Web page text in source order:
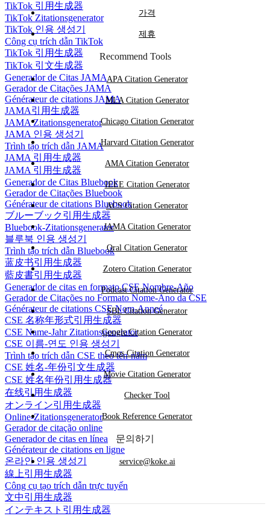
TikTok 引用生成器
TikTok Zitationsgenerator
TikTok 인용 생성기
Công cụ trích dẫn TikTok
TikTok 引用生成器
TikTok 引文生成器
Generador de Citas JAMA
Gerador de Citações JAMA
Générateur de citations JAMA
JAMA引用生成器
JAMA Zitationsgenerator
JAMA 인용 생성기
Trình tạo trích dẫn JAMA
JAMA 引用生成器
JAMA 引用生成器
Generador de Citas Bluebook
Gerador de Citações Bluebook
Générateur de citations Bluebook
ブルーブック引用生成器
Bluebook-Zitationsgenerator
블루북 인용 생성기
Trình tạo trích dẫn Bluebook
蓝皮书引用生成器
藍皮書引用生成器
Generador de citas en formato CSE Nombre-Año
Gerador de Citações no Formato Nome-Ano da CSE
Générateur de citations CSE Nom-Anneé
CSE 名称年形式引用生成器
CSE Name-Jahr Zitationsgenerator
CSE 이름-연도 인용 생성기
Trình tạo trích dẫn CSE theo tên-năm
CSE 姓名-年份引文生成器
CSE 姓名年份引用生成器
在线引用生成器
オンライン引用生成器
Online-Zitationsgenerator
Gerador de citação online
Generador de citas en línea
Générateur de citations en ligne
온라인 인용 생성기
線上引用生成器
Công cụ tạo trích dẫn trực tuyến
文中引用生成器
インテキスト引用生成器
가격
제휴
Recommend Tools
APA Citation Generator
MLA Citation Generator
Chicago Citation Generator
Harvard Citation Generator
AMA Citation Generator
IEEE Citation Generator
ACS Citation Generator
JAMA Citation Generator
Oral Citation Generator
Zotero Citation Generator
Podcast Citation Generator
SBL Citation Generator
Google Citation Generator
Cmos Citation Generator
Movie Citation Generator
Checker Tool
Book Reference Generator
문의하기
service@koke.ai